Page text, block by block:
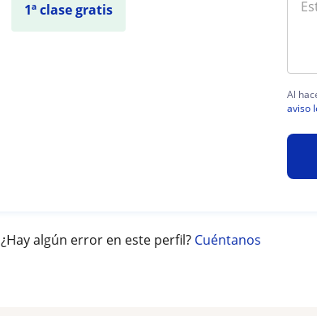
1ª clase gratis
Al
aviso
¿Hay algún error en este perfil? Cuéntanos